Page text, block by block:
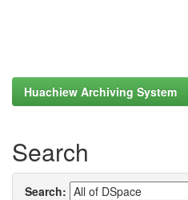
Huachiew Archiving System
Search
Search: